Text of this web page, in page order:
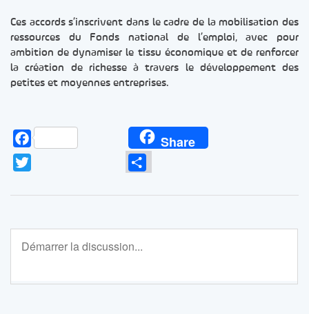
Ces accords s’inscrivent dans le cadre de la mobilisation des
ressources du Fonds national de l’emploi, avec pour
ambition de dynamiser le tissu économique et de renforcer
la création de richesse à travers le développement des
petites et moyennes entreprises.
Facebook Share
Partager